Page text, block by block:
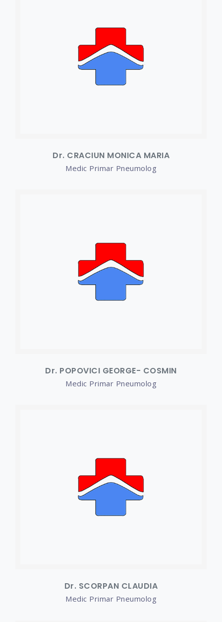
Dr. CRACIUN MONICA MARIA
Medic Primar Pneumolog
Dr. POPOVICI GEORGE- COSMIN
Medic Primar Pneumolog
Dr. SCORPAN CLAUDIA
Medic Primar Pneumolog